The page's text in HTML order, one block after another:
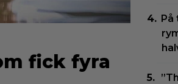
fick fyra
På